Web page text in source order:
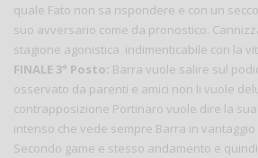
quale Fato non sa rispondere e con un
suo avversario come da pronostico.
stagione agonistica indimenticabile con la
FINALE 3° Posto: Barra vuole salire sul
osservato da parenti e amici non li vuole
contrapposizione Portinaro vuole dire la
intenso che vede sempre Barra in vantaggio
Secondo game e stesso andamento e